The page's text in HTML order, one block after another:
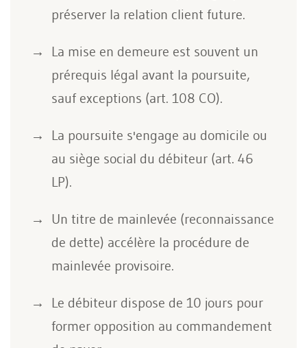
préserver la relation client future.
La mise en demeure est souvent un
prérequis légal avant la poursuite,
sauf exceptions (art. 108 CO).
La poursuite s'engage au domicile ou
au siège social du débiteur (art. 46
LP).
Un titre de mainlevée (reconnaissance
de dette) accélère la procédure de
mainlevée provisoire.
Le débiteur dispose de 10 jours pour
former opposition au commandement